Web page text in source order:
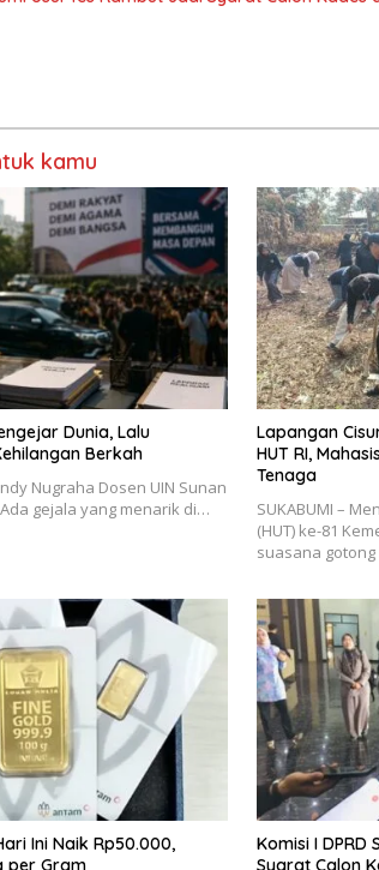
kamu
Dunia, Lalu
Berkah
Nugraha Dosen UIN Sunan
gejala yang menarik di…
Lapangan
HUT RI,
Tenaga
SUKABUMI –
(HUT) ke-81
suasana
Ini Naik Rp50.000,
per Gram
Komisi I DPRD
Syarat Calon